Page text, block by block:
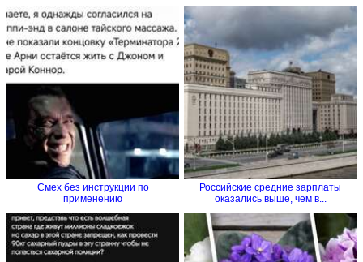
Смех без инструкции по
применению
Российские средние зарплаты
оказались выше, чем в...